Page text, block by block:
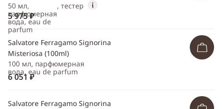
50 мл,
парфюмерная
вода, eau de
parfum
, тестер
5 975 ₽
Salvatore Ferragamo Signorina
Misteriosa (100ml)
100 мл, парфюмерная
вода, eau de parfum
6 051 ₽
Salvatore Ferragamo Signorina